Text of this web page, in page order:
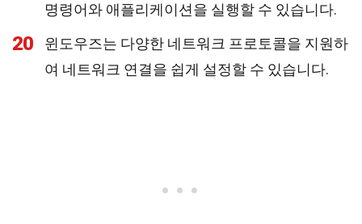
명령어와 애플리케이션을 실행할 수 있습니다.
20
윈도우즈는 다양한 네트워크 프로토콜을 지원하
여 네트워크 연결을 쉽게 설정할 수 있습니다.